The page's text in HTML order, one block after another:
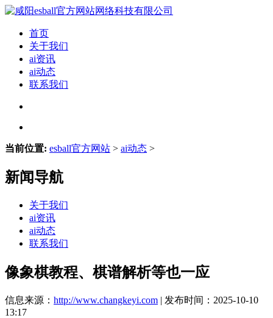
首页
关于我们
ai资讯
ai动态
联系我们
当前位置: esball官方网站 > ai动态 >
新闻导航
关于我们
ai资讯
ai动态
联系我们
像象棋教程、棋谱解析等也一应
信息来源： http://www.changkeyi.com | 发布时间：2025-10-10
13:17